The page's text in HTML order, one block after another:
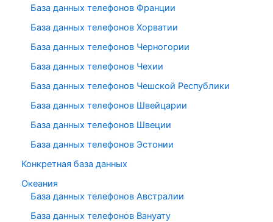
База данных телефонов Франции
База данных телефонов Хорватии
База данных телефонов Черногории
База данных телефонов Чехии
База данных телефонов Чешской Республики
База данных телефонов Швейцарии
База данных телефонов Швеции
База данных телефонов Эстонии
Конкретная база данных
Океания
База данных телефонов Австралии
База данных телефонов Вануату